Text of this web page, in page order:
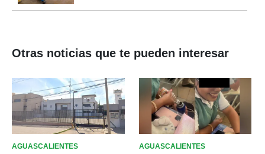
Otras noticias que te pueden interesar
AGUASCALIENTES AGUASCALIENTES